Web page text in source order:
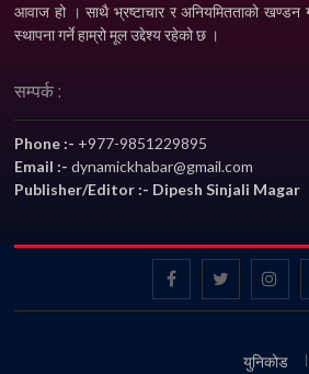
आवाज हो । साथै भ्रष्टाचार र अनियमितताको खण्डन
स्थापना गर्ने हाम्रो मूल उद्देश्य रहेको छ ।
सम्पर्क :
Phone :- +977-9851229895
Email :-dynamickhabar@gmail.com
Publisher/Editor :- Dipesh Sinjali Magar
युनिकोड